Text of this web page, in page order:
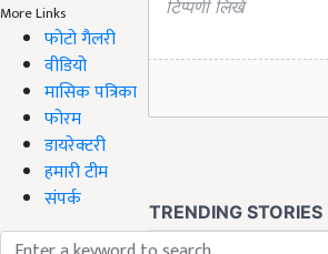
More Links
फोटो गैलरी
वीडियो
मासिक पत्रिका
फोरम
डायरेक्टरी
हमारी टीम
संपर्क